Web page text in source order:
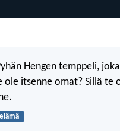
Hengen temppeli,
itsenne omat? Sillä te
elämä